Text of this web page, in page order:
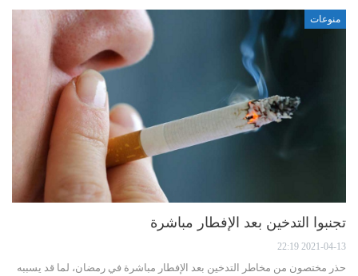
منوعات
تجنبوا التدخين بعد الإفطار مباشرة
2021-04-13 22:19
حذر مختصون من مخاطر التدخين بعد الإفطار مباشرة في رمضان، لما قد يسببه